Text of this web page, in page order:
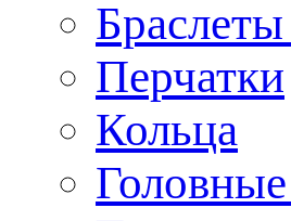
Перчатки
Кольца